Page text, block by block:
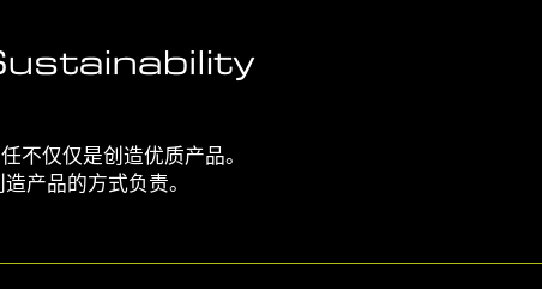
不仅仅是创造优质产品。
产品的方式负责。